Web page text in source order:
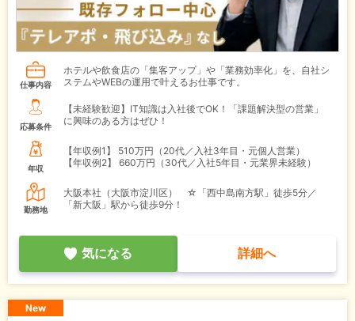
仕事内容
ホテルや飲食店の「集客アップ」や「業務効率化」を、自社シ
ステムやWEBの運用で叶えるお仕事です。
応募条件
【未経験歓迎】IT知識は入社後でOK！「課題解決型の営業」
に興味のある方はぜひ！
年収
【年収例1】
510万円（20代／入社3年目・元個人営業）
【年収例2】
660万円（30代／入社5年目・元業界未経験）
勤務地
大阪本社（大阪市淀川区） ☆「西中島南方駅」徒歩5分／
「新大阪」駅から徒歩9分！
気になる 詳細へ
New